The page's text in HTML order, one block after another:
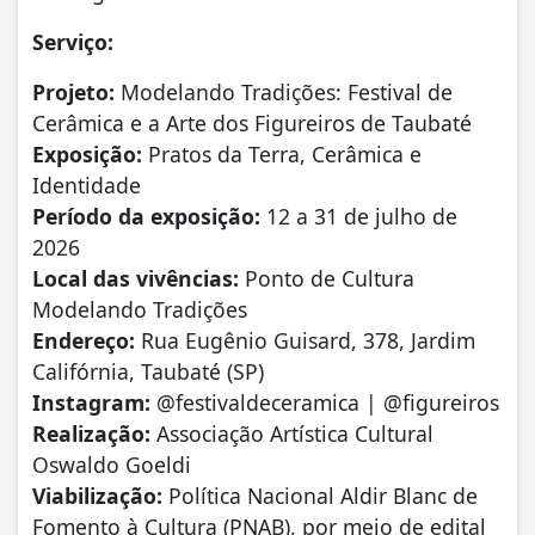
Serviço:
Projeto: Modelando Tradições: Festival de
Cerâmica e a Arte dos Figureiros de Taubaté
Exposição: Pratos da Terra, Cerâmica e
Identidade
Período da exposição: 12 a 31 de julho de
2026
Local das vivências: Ponto de Cultura
Modelando Tradições
Endereço: Rua Eugênio Guisard, 378, Jardim
Califórnia, Taubaté (SP)
Instagram: @festivaldeceramica | @figureiros
Realização: Associação Artística Cultural
Oswaldo Goeldi
Viabilização: Política Nacional Aldir Blanc de
Fomento à Cultura (PNAB), por meio de edital